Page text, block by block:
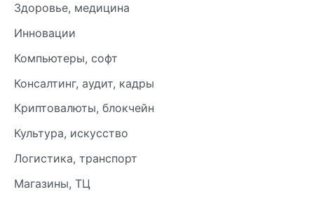
Здоровье, медицина
Инновации
Компьютеры, софт
Консалтинг, аудит, кадры
Криптовалюты, блокчейн
Культура, искусство
Логистика, транспорт
Магазины, ТЦ